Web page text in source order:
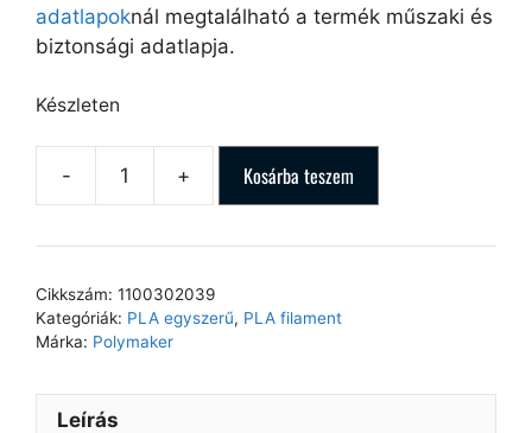
adatlapoknál megtalálható a termék műszaki és
biztonsági adatlapja.
Készleten
Kosárba teszem
Cikkszám: 1100302039
Kategóriák: PLA egyszerű, PLA filament
Márka: Polymaker
Leírás